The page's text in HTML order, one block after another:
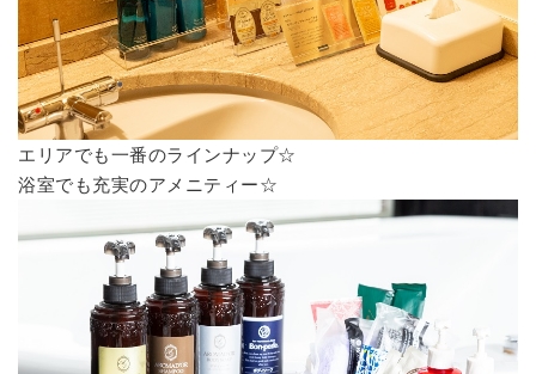
エリアでも一番のラインナップ☆
浴室でも充実のアメニティー☆